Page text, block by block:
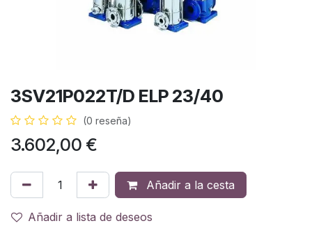
3SV21P022T/D ELP 23/40
(0 reseña)
3.602,00 €
Añadir a la cesta
Añadir a lista de deseos